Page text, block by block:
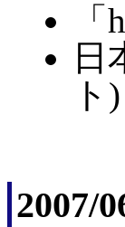
日
ト)
2007/